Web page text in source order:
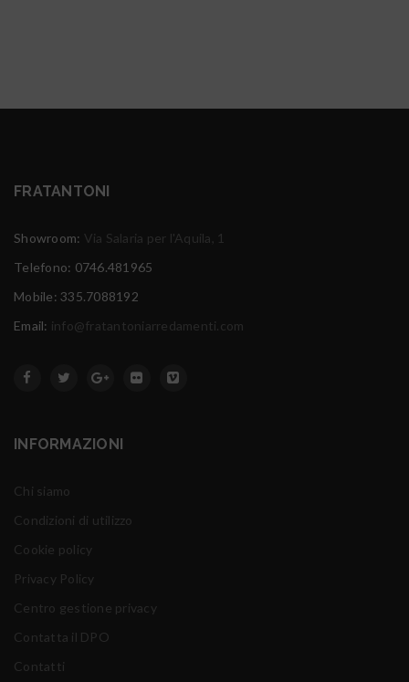
FRATANTONI
Showroom: Via Salaria per l'Aquila, 1
Telefono: 0746.481965
Mobile: 335.7088192
Email: info@fratantoniarredamenti.com
INFORMAZIONI
Chi siamo
Condizioni di utilizzo
Cookie policy
Privacy Policy
Centro gestione privacy
Contatta il DPO
Contatti